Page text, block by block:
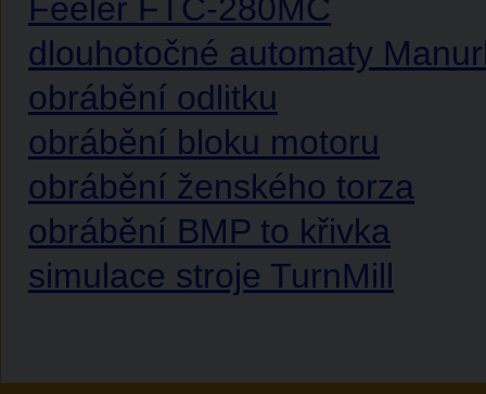
Feeler FTC-280MC
dlouhotočné automaty
obrábění odlitku
obrábění bloku motoru
obrábění ženského torza
obrábění BMP to křivka
simulace stroje TurnMill